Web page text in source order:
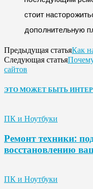
стоит
дополнительную
Предыдущая статьяКак
Следующая статья
сайтов
ЭТО МОЖЕТ БЫТЬ
ПК и Ноутбуки
Ремонт техники:
восстановлению
ПК и Ноутбуки